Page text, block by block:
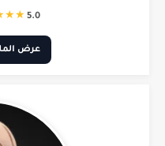
5.0
★
★
عرض